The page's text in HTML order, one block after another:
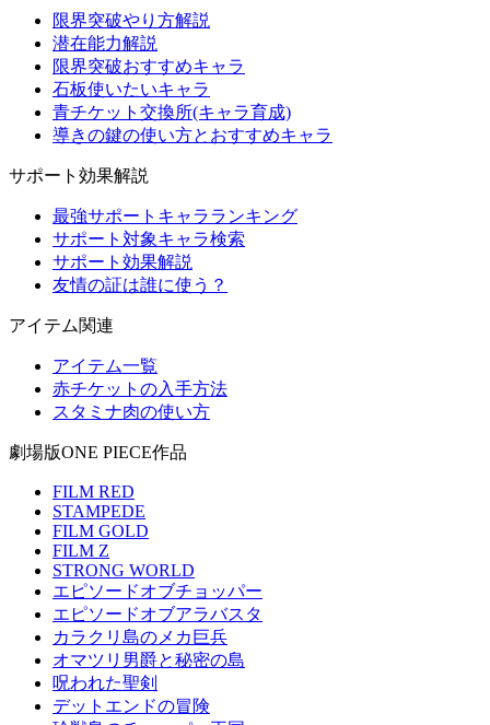
限界突破やり方解説
潜在能力解説
限界突破おすすめキャラ
石板使いたいキャラ
青チケット交換所(キャラ育成)
導きの鍵の使い方とおすすめキャラ
サポート効果解説
最強サポートキャラランキング
サポート対象キャラ検索
サポート効果解説
友情の証は誰に使う？
アイテム関連
アイテム一覧
赤チケットの入手方法
スタミナ肉の使い方
劇場版ONE PIECE作品
FILM RED
STAMPEDE
FILM GOLD
FILM Z
STRONG WORLD
エピソードオブチョッパー
エピソードオブアラバスタ
カラクリ島のメカ巨兵
オマツリ男爵と秘密の島
呪われた聖剣
デットエンドの冒険